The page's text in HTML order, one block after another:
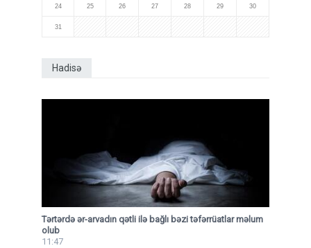
24 25 26 27 28 29 30
31
Hadisə
Tərtərdə ər-arvadın qətli ilə bağlı bəzi təfərrüatlar məlum
olub
11:47